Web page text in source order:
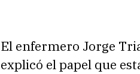
El enfermero Jorge
explicó el papel que